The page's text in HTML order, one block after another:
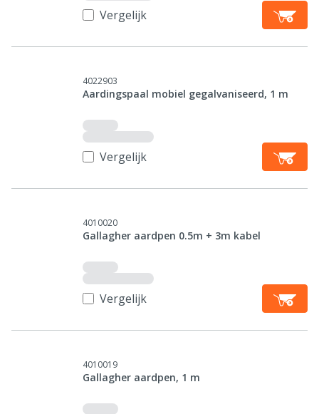
Vergelijk
4022903
Aardingspaal mobiel gegalvaniseerd, 1 m
Vergelijk
4010020
Gallagher aardpen 0.5m + 3m kabel
Vergelijk
4010019
Gallagher aardpen, 1 m